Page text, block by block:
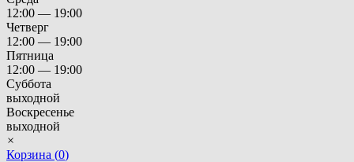
12:00 — 19:00
Четверг
12:00 — 19:00
Пятница
12:00 — 19:00
Суббота
выходной
Воскресенье
выходной
×
Корзина (0)